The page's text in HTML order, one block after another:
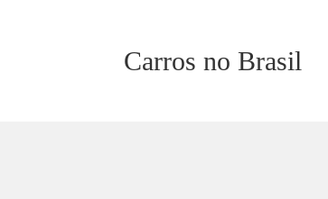
Carros no Brasil